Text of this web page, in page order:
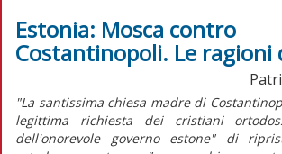
Estonia: Mosca contro
Costantinopoli. Le ragioni
"La santissima chiesa madre di
legittima richiesta dei cristiani
dell'onorevole governo estone" di